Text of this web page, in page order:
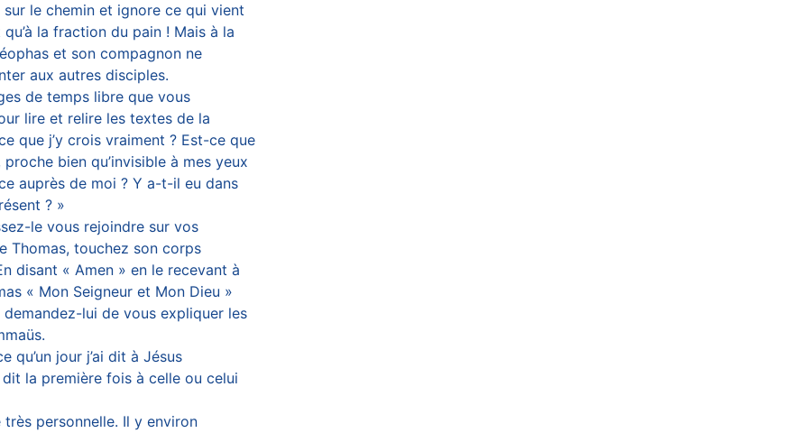
le chemin et ignore ce qui vient
la fraction du pain ! Mais à la
et son compagnon ne
aux autres disciples.
de temps libre que vous
lire et relire les textes de la
que j’y crois vraiment ? Est-ce que
bien qu’invisible à mes yeux
auprès de moi ? Y a-t-il eu dans
? »
le vous rejoindre sur vos
Thomas, touchez son corps
disant « Amen » en le recevant à
« Mon Seigneur et Mon Dieu »
demandez-lui de vous expliquer les
jour j’ai dit à Jésus
dit la première fois à celle ou celui
personnelle. Il y environ